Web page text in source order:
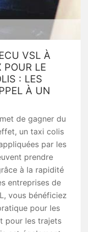
VSL À
POUR LE
: LES
À UN
de gagner du
un taxi colis
par les
prendre
à la rapidité
entreprises de
vous bénéficiez
pour les
pour les trajets